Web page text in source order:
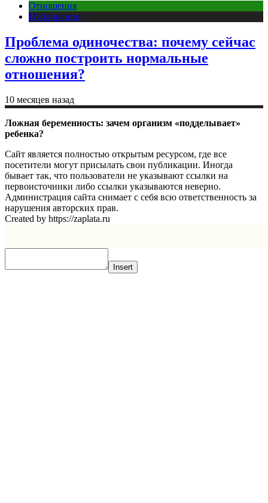
Отношения
Публикации
Проблема одиночества: почему сейчас
сложно построить нормальные
отношения?
10 месяцев назад
Ложная беременность: зачем организм «подделывает»
ребенка?
Сайт является полностью открытым ресурсом, где все
посетители могут присылать свои публикации. Иногда
бывает так, что пользователи не указывают ссылки на
первоисточники либо ссылки указываются неверно.
Администрация сайта снимает с себя всю ответственность за
нарушения авторских прав.
Created by https://zaplata.ru
Insert